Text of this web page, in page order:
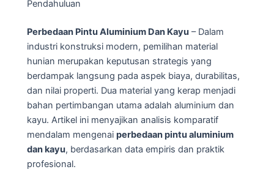
Pendahuluan
Perbedaan Pintu Aluminium Dan Kayu – Dalam
industri konstruksi modern, pemilihan material
hunian merupakan keputusan strategis yang
berdampak langsung pada aspek biaya, durabilitas,
dan nilai properti. Dua material yang kerap menjadi
bahan pertimbangan utama adalah aluminium dan
kayu. Artikel ini menyajikan analisis komparatif
mendalam mengenai perbedaan pintu aluminium
dan kayu, berdasarkan data empiris dan praktik
profesional.